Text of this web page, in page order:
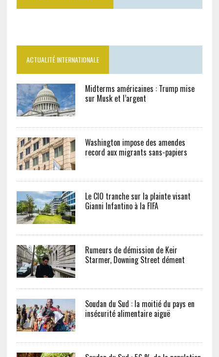
ACTUALITÉ INTERNATIONALE
Midterms américaines : Trump mise
sur Musk et l’argent
Washington impose des amendes
record aux migrants sans-papiers
Le CIO tranche sur la plainte visant
Gianni Infantino à la FIFA
Rumeurs de démission de Keir
Starmer, Downing Street dément
Soudan du Sud : la moitié du pays en
insécurité alimentaire aiguë